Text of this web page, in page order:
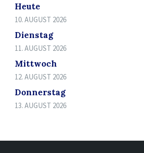
Heute
10. AUGUST 2026
Dienstag
11. AUGUST 2026
Mittwoch
12. AUGUST 2026
Donnerstag
13. AUGUST 2026